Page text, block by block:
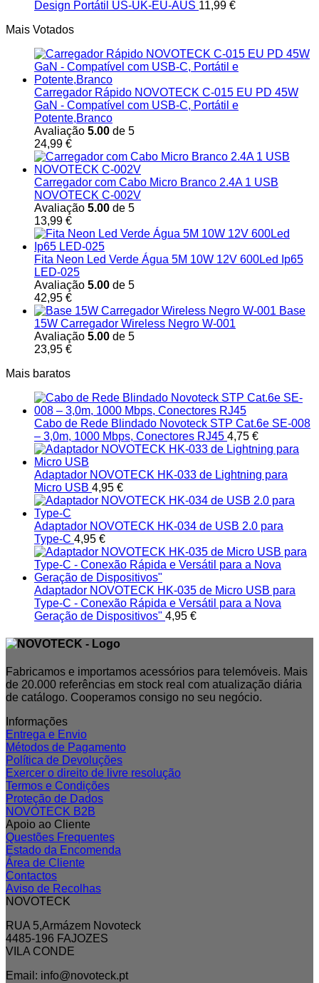
Design Portátil US-UK-EU-AUS 11,99 €
Mais Votados
Carregador Rápido NOVOTECK C-015 EU PD 45W
GaN - Compatível com USB-C, Portátil e
Potente,Branco
Avaliação 5.00 de 5
24,99 €
Carregador com Cabo Micro Branco 2.4A 1 USB
NOVOTECK C-002V
Avaliação 5.00 de 5
13,99 €
Fita Neon Led Verde Água 5M 10W 12V 600Led Ip65
LED-025
Avaliação 5.00 de 5
42,95 €
Base
15W Carregador Wireless Negro W-001
Avaliação 5.00 de 5
23,95 €
Mais baratos
Cabo de Rede Blindado Novoteck STP Cat.6e SE-008
– 3,0m, 1000 Mbps, Conectores RJ45 4,75 €
Adaptador NOVOTECK HK-033 de Lightning para
Micro USB 4,95 €
Adaptador NOVOTECK HK-034 de USB 2.0 para
Type-C 4,95 €
Adaptador NOVOTECK HK-035 de Micro USB para
Type-C - Conexão Rápida e Versátil para a Nova
Geração de Dispositivos" 4,95 €
Fabricamos e importamos acessórios para telemóveis. Mais
de 20.000 referências em stock real com atualização diária
de catálogo. Cooperamos consigo no seu negócio.
Informações
Entrega e Envio
Métodos de Pagamento
Política de Devoluções
Exercer o direito de livre resolução
Termos e Condições
Proteção de Dados
NOVOTECK B2B
Apoio ao Cliente
Questões Frequentes
Estado da Encomenda
Área de Cliente
Contactos
Aviso de Recolhas
NOVOTECK
RUA 5,Armázem Novoteck
4485-196 FAJOZES
VILA CONDE
Email: info@novoteck.pt